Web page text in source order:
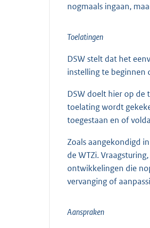
nogmaals ingaan,
Toelatingen
DSW stelt dat het
instelling te beginnen
DSW doelt hier op de
toelating wordt
toegestaan en of
Zoals aangekondigd
de WTZi.
ontwikkelingen die
vervanging of
Aanspraken